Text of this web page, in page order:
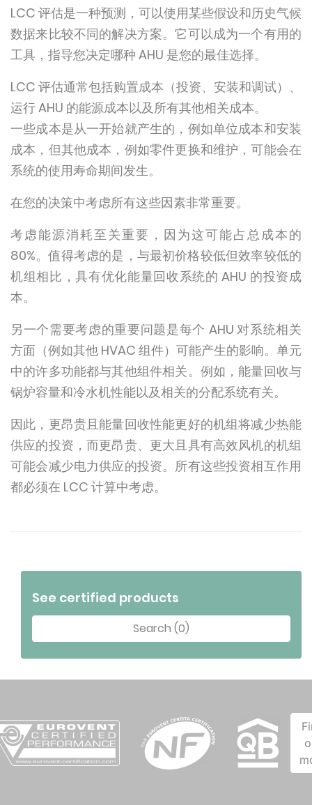
LCC 评估是一种预测，可以使用某些假设和历史气候
数据来比较不同的解决方案。它可以成为一个有用的
工具，指导您决定哪种 AHU 是您的最佳选择。
LCC 评估通常包括购置成本（投资、安装和调试）、
运行 AHU 的能源成本以及所有其他相关成本。
一些成本是从一开始就产生的，例如单位成本和安装
成本，但其他成本，例如零件更换和维护，可能会在
系统的使用寿命期间发生。
在您的决策中考虑所有这些因素非常重要。
考虑能源消耗至关重要，因为这可能占总成本的
80%。值得考虑的是，与最初价格较低但效率较低的
机组相比，具有优化能量回收系统的 AHU 的投资成
本。
另一个需要考虑的重要问题是每个 AHU 对系统相关
方面（例如其他 HVAC 组件）可能产生的影响。单元
中的许多功能都与其他组件相关。例如，能量回收与
锅炉容量和冷水机性能以及相关的分配系统有关。
因此，更昂贵且能量回收性能更好的机组将减少热能
供应的投资，而更昂贵、更大且具有高效风机的机组
可能会减少电力供应的投资。所有这些投资相互作用
都必须在 LCC 计算中考虑。
See certified products
Search (0)